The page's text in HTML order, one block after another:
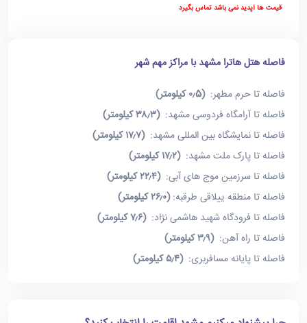
قیمت ها آپدید نمی باشد تماس بگیرد
فاصله هتل هاترا مشهد با مراکز مهم شهر
فاصله تا حرم مطهر:(۰٫5 کیلومتر)
فاصله تا آرامگاه فردوسی مشهد:(۳۸٫۳ کیلومتر)
فاصله تا نمایشگاه بین المللی مشهد:(۱۷٫۷ کیلومتر)
فاصله تا پارک ملت مشهد:(۱۷٫۲ کیلومتر)
فاصله تا سرزمین موج های آبی:(۲۲٫۴ کیلومتر)
فاصله تا منطقه ییلاقی طرقبه:(۲۶٫۰ کیلومتر)
فاصله تا فرودگاه شهید هاشمی نژاد:(۷٫۶ کیلومتر)
فاصله تا راه آهن:(۳٫۹ کیلومتر)
فاصله تا پایانه مسافربری:(۵٫۴ کیلومتر)